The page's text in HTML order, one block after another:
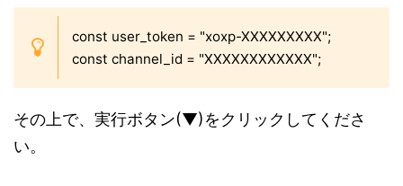
const user_token = "xoxp-XXXXXXXXX";
const channel_id = "XXXXXXXXXXXX";
その上で、実行ボタン(▼)をクリックしてくださ
い。